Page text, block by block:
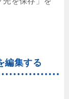
編集する